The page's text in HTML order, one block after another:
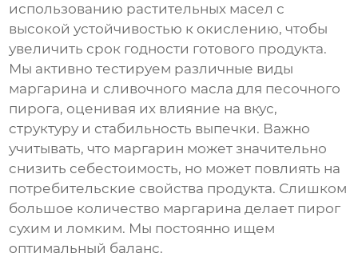
использованию растительных масел с
высокой устойчивостью к окислению, чтобы
увеличить срок годности готового продукта.
Мы активно тестируем различные виды
маргарина и сливочного масла для песочного
пирога, оценивая их влияние на вкус,
структуру и стабильность выпечки. Важно
учитывать, что маргарин может значительно
снизить себестоимость, но может повлиять на
потребительские свойства продукта. Слишком
большое количество маргарина делает пирог
сухим и ломким. Мы постоянно ищем
оптимальный баланс.